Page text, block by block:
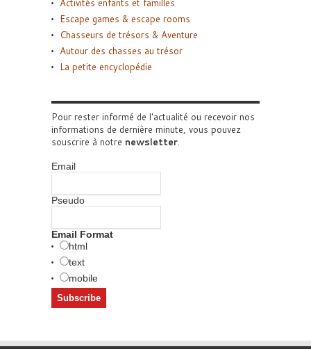
Activités enfants et familles
Escape games & escape rooms
Chasseurs de trésors & Aventure
Autour des chasses au trésor
La petite encyclopédie
Pour rester informé de l'actualité ou recevoir nos
informations de dernière minute, vous pouvez
souscrire à notre newsletter.
Email
Pseudo
Email Format
html
text
mobile